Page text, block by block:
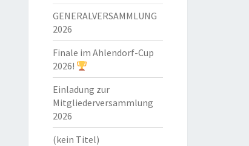
GENERALVERSAMMLUNG
2026
Finale im Ahlendorf-Cup
2026!
Einladung zur
Mitgliederversammlung
2026
(kein Titel)